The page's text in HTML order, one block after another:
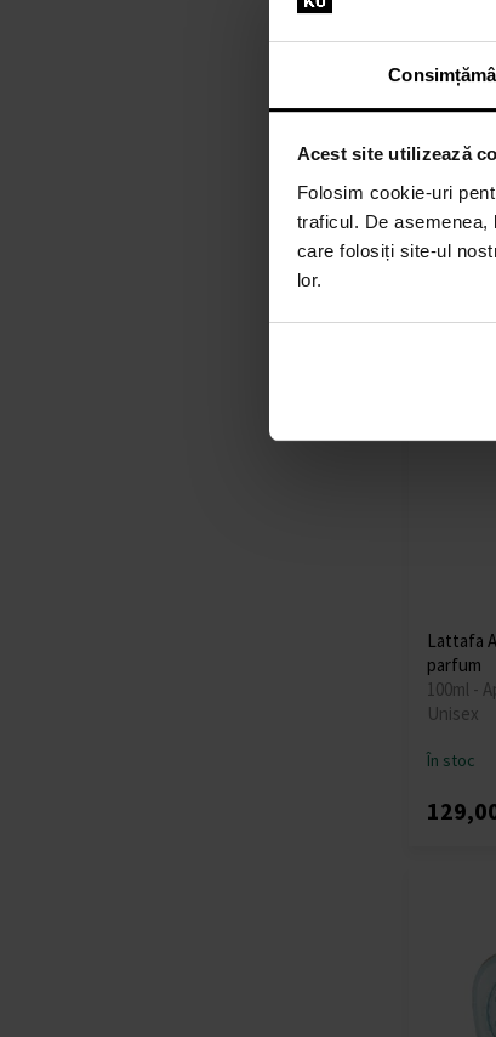
Acest site utilizează
Folosim cookie-uri
traficul. De
care folosiți site-ul
lor.
Lattafa
de
100ml -
Bărbați
În stoc
Lattafa
parfum
100ml -
Unisex
În stoc